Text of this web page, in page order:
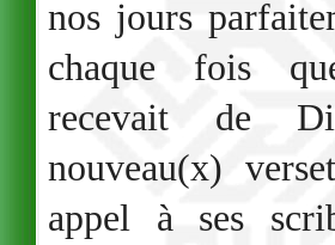
nos jours
chaque fois
recevait de
nouveau(x)
appel à ses